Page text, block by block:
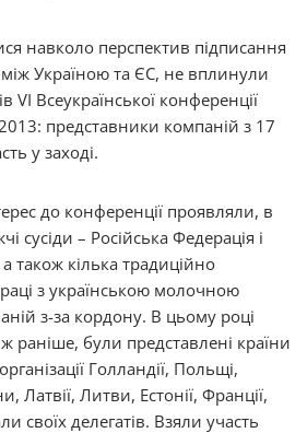
навколо перспектив підписання
Україною та ЄС, не вплинули
VI Всеукраїнської конференції
представники компаній з 17
у заході.
до конференції проявляли, в
сусіди – Російська Федерація і
також кілька традиційно
з українською молочною
з-за кордону. В цьому році
раніше, були представлені країни
Голландії, Польщі,
Латвії, Литви, Естонії, Франції,
своїх делегатів. Взяли участь